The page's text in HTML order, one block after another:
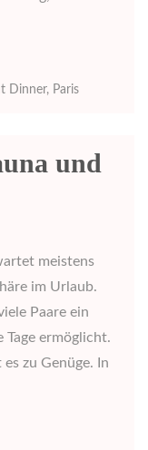
Dinner, Paris
und
meistens
im Urlaub.
Paare ein
Tage ermöglicht.
zu Genüge. In